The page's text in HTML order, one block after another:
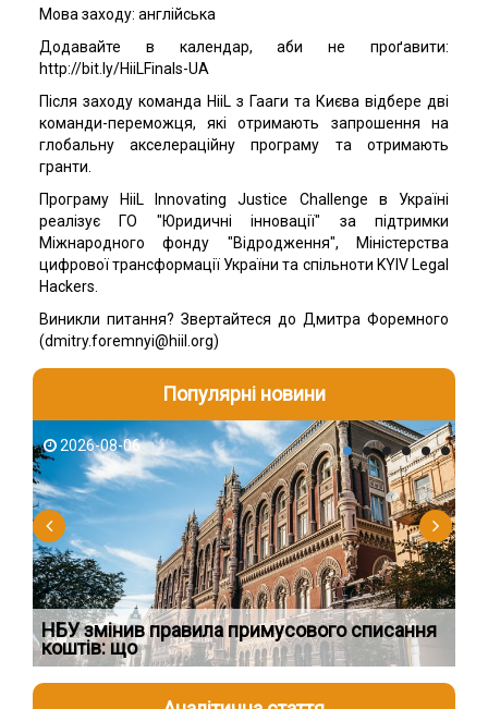
Мова заходу: англійська
Додавайте в календар, аби не проґавити:
http://bit.ly/HiiLFinals-UA
Після заходу команда HiiL з Гааги та Києва відбере дві
команди-переможця, які отримають запрошення на
глобальну акселераційну програму та отримають
гранти.
Програму HiiL Innovating Justice Challenge в Україні
реалізує ГО "Юридичні інновації" за підтримки
Міжнародного фонду "Відродження", Міністерства
цифрової трансформації України та спільноти KYIV Legal
Hackers.
Виникли питання? Звертайтеся до Дмитра Форемного
(dmitry.foremnyi@hiil.org)
Популярні новини
2026-08-06
НБУ змінив правила примусового списання
коштів: що